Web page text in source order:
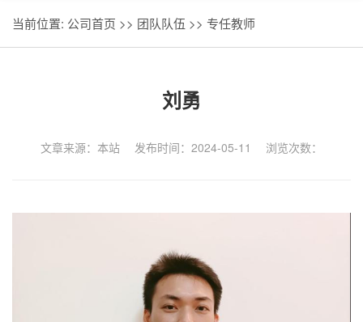
当前位置: 公司首页 >> 团队队伍 >> 专任教师
刘勇
文章来源：本站 发布时间：2024-05-11 浏览次数：